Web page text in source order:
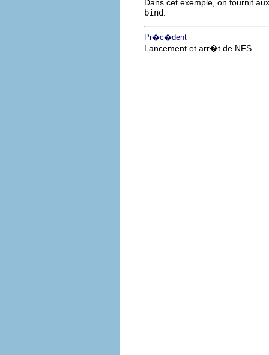
Dans cet exemple, on fournit
bind
Pr�c�dent
Lancement et arr�t de NFS